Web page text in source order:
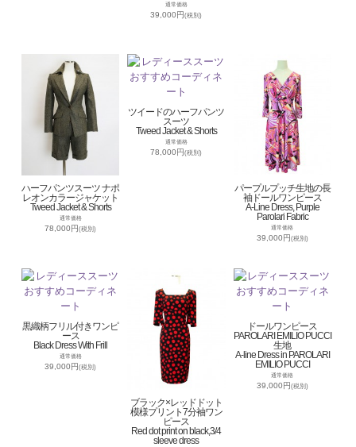
通常価格
39,000円(税別)
ハーフパンツスーツ ナポ
レオンカラージャケット
Tweed Jacket & Shorts
通常価格
78,000円(税別)
ツイードのハーフパンツ
スーツ
Tweed Jacket & Shorts
通常価格
78,000円(税別)
パープルプッチ生地の長
袖ドールワンピース
A-Line Dress, Purple
Parolari Fabric
通常価格
39,000円(税別)
黒織柄フリル付きワンピ
ース
Black Dress With Frill
通常価格
39,000円(税別)
ブラック×レッドドット
模様プリント7分袖ワン
ピース
Red dot print on black,3/4
sleeve dress
ドールワンピース
PAROLARI EMILIO PUCCI
生地
A-line Dress in PAROLARI
EMILIO PUCCI
通常価格
39,000円(税別)